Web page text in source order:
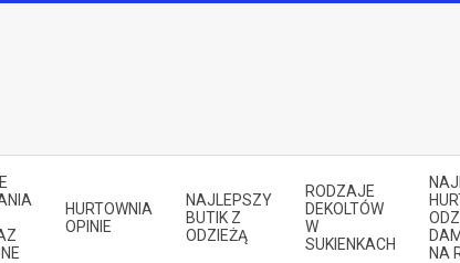
HURTOWNIA
OPINIE
NAJLEPSZY
BUTIK Z
ODZIEŻĄ
RODZAJE
DEKOLTÓW
W
SUKIENKACH
NA